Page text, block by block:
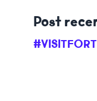
Post